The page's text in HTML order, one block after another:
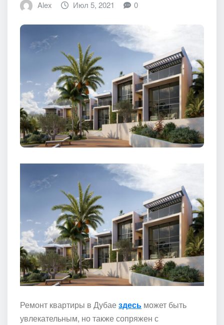
Alex Июл 5, 2021 0
Ремонт квартиры в Дубае здесь может быть
увлекательным, но также сопряжен с